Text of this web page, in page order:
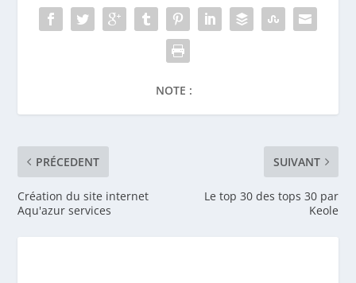
NOTE :
PRÉCEDENT
Création du site internet
Aqu'azur services
SUIVANT
Le top 30 des tops 30 par
Keole